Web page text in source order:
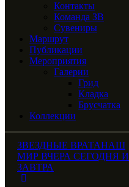
Контакты
Команда ЗВ
Сувениры
Маршрут
Публикации
Мероприятия
Галерии
Грид
Кладка
Брусчатка
Коллекции
ЗВЕЗДНЫЕ ВРАТАНАШ
МИР ВЧЕРА СЕГОДНЯ И
ЗАВТРА